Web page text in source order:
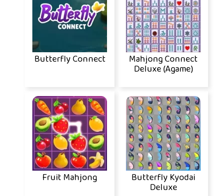
Butterfly Connect Mahjong Connect
Deluxe (Agame)
Fruit Mahjong Butterfly Kyodai
Deluxe